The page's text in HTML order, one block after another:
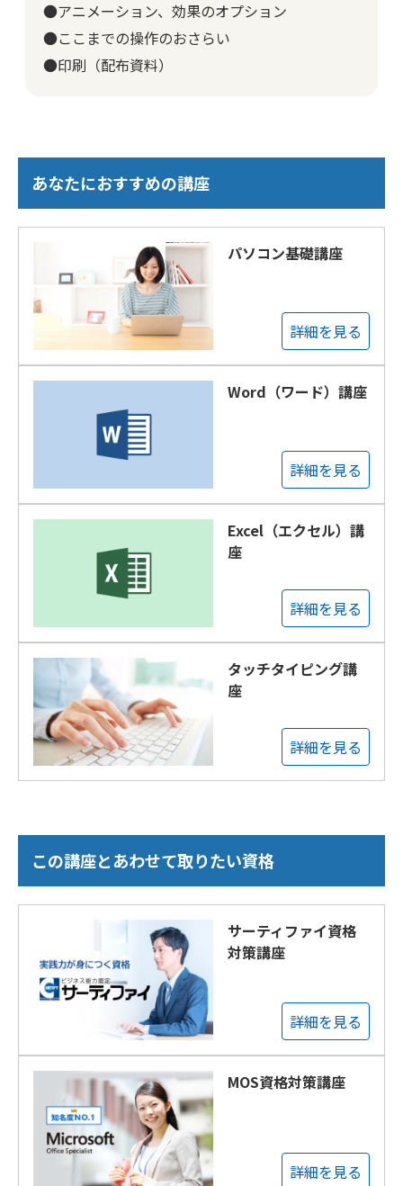
●アニメーション、効果のオプション
●ここまでの操作のおさらい
●印刷（配布資料）
あなたにおすすめの講座
パソコン基礎講座
詳細を見る
Word（ワード）講座
詳細を見る
Excel（エクセル）講
座
詳細を見る
タッチタイピング講
座
詳細を見る
この講座とあわせて取りたい資格
サーティファイ資格
対策講座
詳細を見る
MOS資格対策講座
詳細を見る